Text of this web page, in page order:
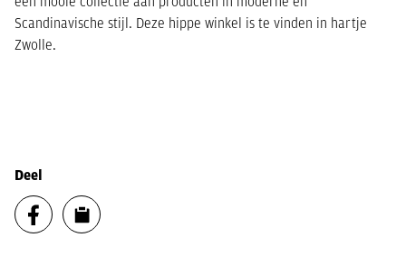
Scandinavische stijl. Deze hippe winkel is te vinden in hartje
Zwolle.
Deel